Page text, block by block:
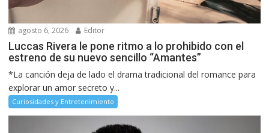
agosto 6, 2026 Editor
Luccas Rivera le pone ritmo a lo prohibido con el
estreno de su nuevo sencillo “Amantes”
*La canción deja de lado el drama tradicional del romance para
explorar un amor secreto y...
Curiosidades y Entretenimiento